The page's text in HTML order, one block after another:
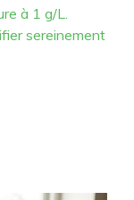
à 1 g/L.
sereinement